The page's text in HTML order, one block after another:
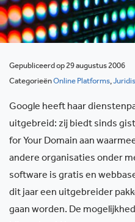
Gepubliceerd op 29 augustus 2006
CategorieënOnline Platforms,
Google heeft haar
uitgebreid: zij biedt sinds
for Your Domain aan
andere organisaties onder
software is gratis en
dit jaar een uitgebreider
gaan worden. De